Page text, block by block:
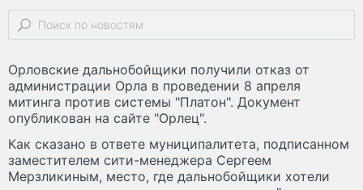
Орловские дальнобойщики получили отказ от
администрации Орла в проведении 8 апреля
митинга против системы "Платон". Документ
опубликован на сайте "Орлец".
Как сказано в ответе муниципалитета, подписанном
заместителем сити-менеджера Сергеем
Мерзликиным, место, где дальнобойщики хотели